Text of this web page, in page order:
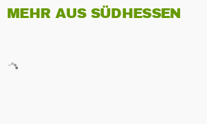
MEHR AUS SÜDHESSEN